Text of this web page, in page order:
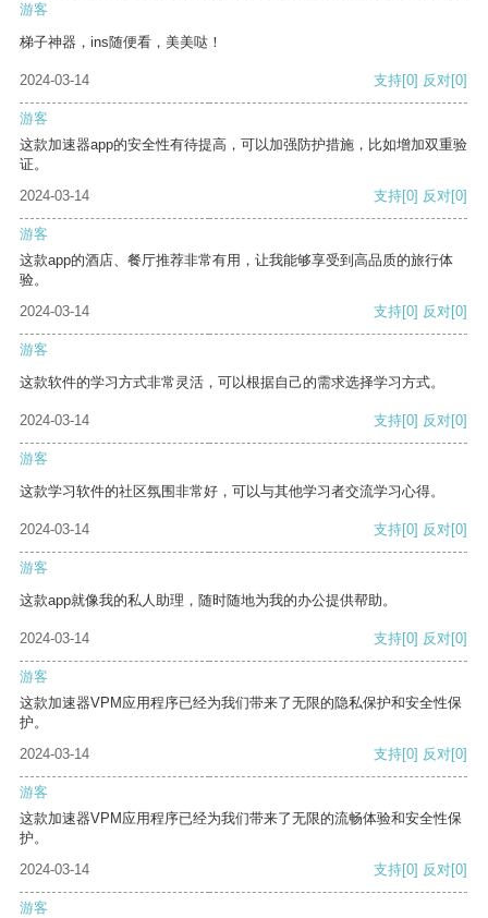
游客
梯子神器，ins随便看，美美哒！
2024-03-14 支持[0] 反对[0]
游客
这款加速器app的安全性有待提高，可以加强防护措施，比如增加双重验
证。
2024-03-14
支持[0] 反对[0]
游客
这款app的酒店、餐厅推荐非常有用，让我能够享受到高品质的旅行体
验。
2024-03-14
支持[0] 反对[0]
游客
这款软件的学习方式非常灵活，可以根据自己的需求选择学习方式。
2024-03-14 支持[0] 反对[0]
游客
这款学习软件的社区氛围非常好，可以与其他学习者交流学习心得。
2024-03-14 支持[0] 反对[0]
游客
这款app就像我的私人助理，随时随地为我的办公提供帮助。
2024-03-14 支持[0] 反对[0]
游客
这款加速器VPM应用程序已经为我们带来了无限的隐私保护和安全性保
护。
2024-03-14
支持[0] 反对[0]
游客
这款加速器VPM应用程序已经为我们带来了无限的流畅体验和安全性保
护。
2024-03-14
支持[0] 反对[0]
游客